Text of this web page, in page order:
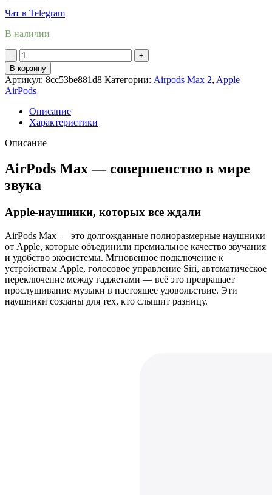
Чат в Telegram
В наличии
Количество
товара
Наушники
Apple
AirPods
Max
2024
Type-
C
В корзину
Артикул: 8cc53be881d8 Категории: Airpods Max 2, Apple
AirPods
Описание
Характеристики
Описание
AirPods Max — совершенство в мире
звука
Apple-наушники, которых все ждали
AirPods Max — это долгожданные полноразмерные наушники
от Apple, которые объединили премиальное качество звучания
и удобство экосистемы. Мгновенное подключение к
устройствам Apple, голосовое управление Siri, автоматическое
переключение между гаджетами — всё это превращает
прослушивание музыки в настоящее удовольствие. Эти
наушники созданы для тех, кто слышит разницу.